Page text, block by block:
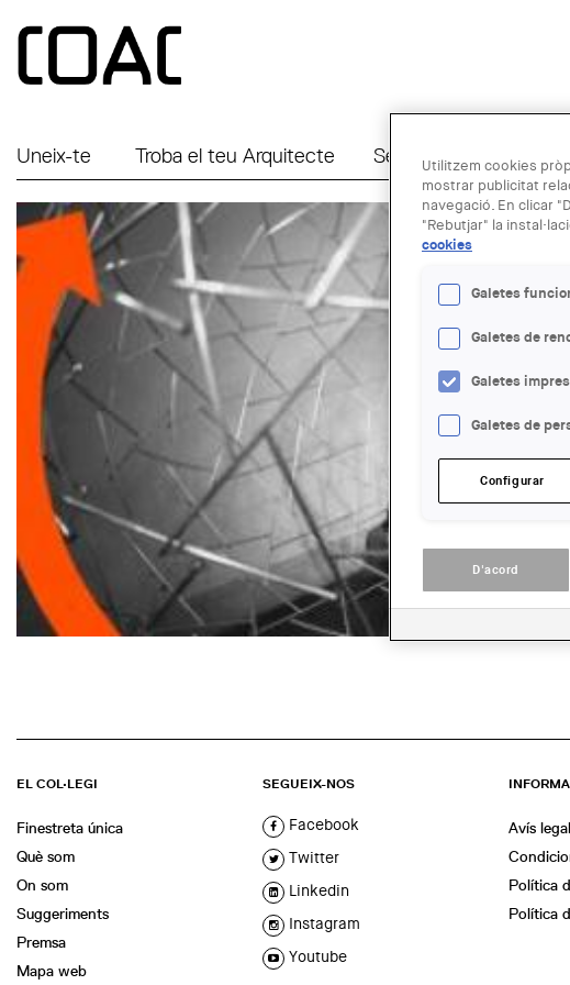
Uneix-te Troba el teu Arquitecte Serveis a Empreses
EL COL·LEGI
Finestreta única
Què som
On som
Suggeriments
Premsa
Mapa web
SEGUEIX-NOS
Facebook
Twitter
Linkedin
Instagram
Youtube
Avís legal
Política
Política
Utilitzem cookies
mostrar publicitat
navegació. En clicar
"Rebutjar" la
cookies
Galetes
Galetes de
Galetes
Galetes de
Configurar
D'acord